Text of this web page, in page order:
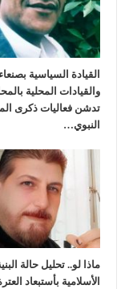
القيادة السياسية بصنعاء
والقيادات المحلية
تدشن فعاليات ذكرى
النبوي…
ماذا لو.. تحليل حالة
الأسلامية بأستبعاد